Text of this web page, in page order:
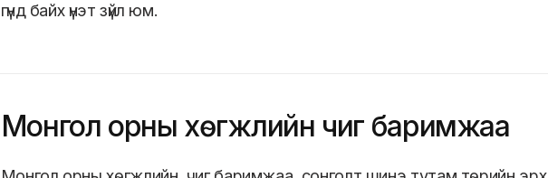
гүнд байх үнэт зүйл юм.
Монгол орны хөгжлийн чиг баримжаа